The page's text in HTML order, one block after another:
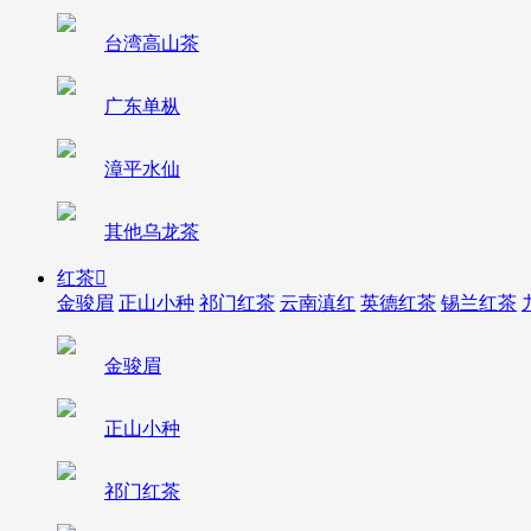
台湾高山茶
广东单枞
漳平水仙
其他乌龙茶
红茶
金骏眉 正山小种 祁门红茶 云南滇红 英德红茶 锡兰红茶
金骏眉
正山小种
祁门红茶